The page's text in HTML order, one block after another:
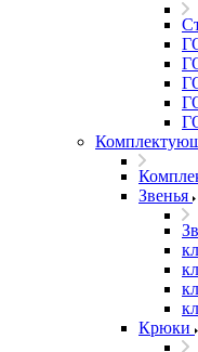
Звенья
Крюки